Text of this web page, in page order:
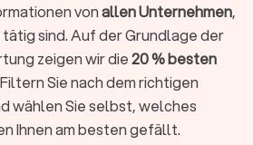
innerhalb von drei Wochen)
ist und spezielles Fachwissen
Vertretung brauchen oder eine Klage
oder aufsetzen möchten (etwa
vonallen Unternehmen,
tätig sind. Auf der Grundlage der
zeigen wir die20 % besten
Sie nach dem richtigen
wählen Sie selbst, welches
Ihnen am besten gefällt.